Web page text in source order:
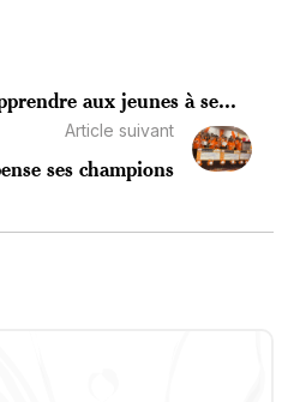
aux jeunes à se...
Article suivant
ses champions